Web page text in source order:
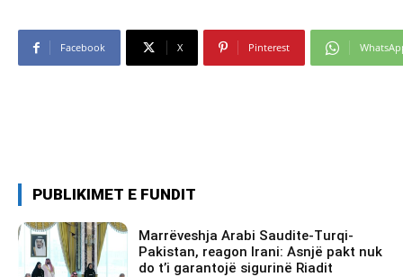
Facebook X Pinterest
PUBLIKIMET E FUNDIT
Marrëveshja Arabi Saudite-Turqi-
Pakistan, reagon Irani: Asnjë pakt nuk
do t’i garantojë sigurinë Riadit